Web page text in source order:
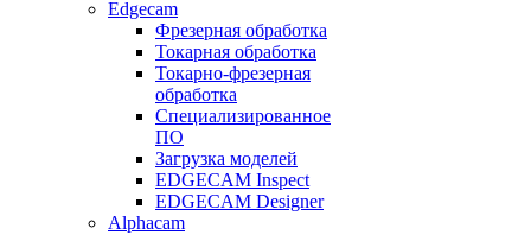
Edgecam
Фрезерная обработка
Токарная обработка
Токарно-фрезерная
обработка
Специализированное
ПО
Загрузка моделей
EDGECAM Inspect
EDGECAM Designer
Alphacam